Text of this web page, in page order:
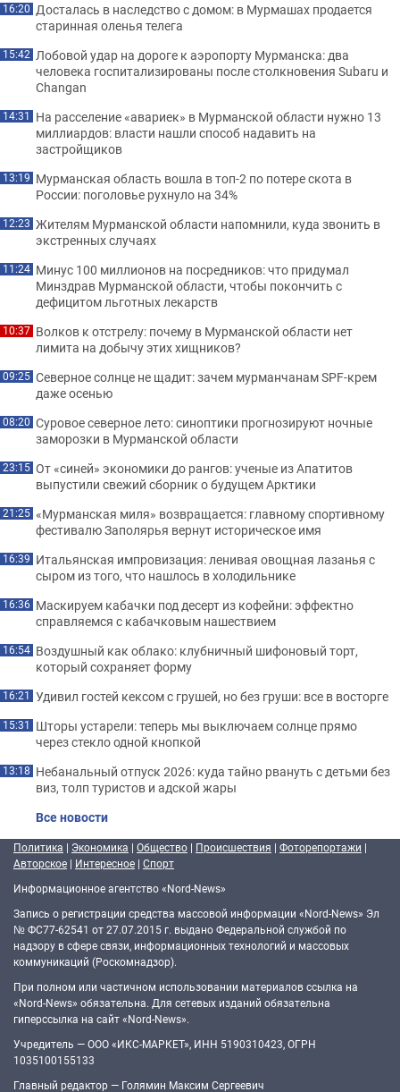
16:20 Досталась в наследство с домом: в Мурмашах продается
старинная оленья телега
15:42 Лобовой удар на дороге к аэропорту Мурманска: два
человека госпитализированы после столкновения Subaru и
Changan
14:31 На расселение «авариек» в Мурманской области нужно 13
миллиардов: власти нашли способ надавить на
застройщиков
13:19 Мурманская область вошла в топ-2 по потере скота в
России: поголовье рухнуло на 34%
12:23 Жителям Мурманской области напомнили, куда звонить в
экстренных случаях
11:24 Минус 100 миллионов на посредников: что придумал
Минздрав Мурманской области, чтобы покончить с
дефицитом льготных лекарств
10:37 Волков к отстрелу: почему в Мурманской области нет
лимита на добычу этих хищников?
09:25 Северное солнце не щадит: зачем мурманчанам SPF-крем
даже осенью
08:20 Суровое северное лето: синоптики прогнозируют ночные
заморозки в Мурманской области
23:15 От «синей» экономики до рангов: ученые из Апатитов
выпустили свежий сборник о будущем Арктики
21:25 «Мурманская миля» возвращается: главному спортивному
фестивалю Заполярья вернут историческое имя
16:39 Итальянская импровизация: ленивая овощная лазанья с
сыром из того, что нашлось в холодильнике
16:36 Маскируем кабачки под десерт из кофейни: эффектно
справляемся с кабачковым нашествием
16:54 Воздушный как облако: клубничный шифоновый торт,
который сохраняет форму
16:21 Удивил гостей кексом с грушей, но без груши: все в восторге
15:31 Шторы устарели: теперь мы выключаем солнце прямо
через стекло одной кнопкой
13:18 Небанальный отпуск 2026: куда тайно рвануть с детьми без
виз, толп туристов и адской жары
Все новости
Политика | Экономика | Общество | Происшествия | Фоторепортажи |
Авторское | Интересное | Спорт
Информационное агентство «Nord-News»
Запись о регистрации средства массовой информации «Nord-News» Эл
№ ФС77-62541 от 27.07.2015 г. выдано Федеральной службой по
надзору в сфере связи, информационных технологий и массовых
коммуникаций (Роскомнадзор).
При полном или частичном использовании материалов ссылка на
«Nord-News» обязательна. Для сетевых изданий обязательна
гиперссылка на сайт «Nord-News».
Учредитель — ООО «ИКС-МАРКЕТ», ИНН 5190310423, ОГРН
1035100155133
Главный редактор — Голямин Максим Сергеевич